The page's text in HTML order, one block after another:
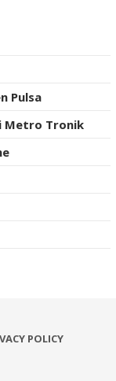
Pulsa
Metro Tronik
POLICY